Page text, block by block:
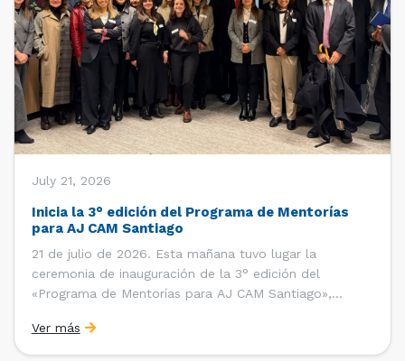
July 21, 2026
Inicia la 3° edición del Programa de Mentorías
para AJ CAM Santiago
21 de julio de 2026. Esta mañana tuvo lugar la
ceremonia de inauguración de la 3° edición del
«Programa de Mentorías para AJ CAM Santiago»,
Internacionales con el apoyo de la Dirección Ejecutiva
y la Subdirección Ejecutiva y de Asuntos
Ver más